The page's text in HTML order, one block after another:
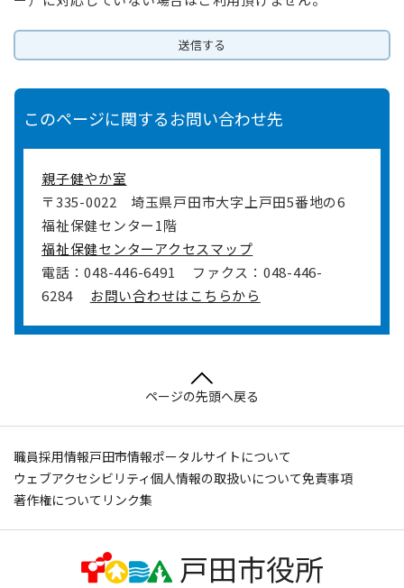
このページに関するお問い合わせ先
親子健やか室
〒335-0022
埼玉県戸田市大字上戸田5番地の6
福祉保健センター1階
福祉保健センターアクセスマップ
電話：048-446-6491
ファクス：048-446-
6284
お問い合わせはこちらから
ページの先頭へ戻る
職員採用情報戸田市情報ポータルサイトについて
ウェブアクセシビリティ個人情報の取扱いについて免責事項
著作権について リンク集